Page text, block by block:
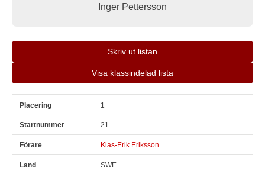
Inger Pettersson
Skriv ut listan
Visa klassindelad lista
Pl Snr 1
21
Klas-Erik Eriksson
SWE